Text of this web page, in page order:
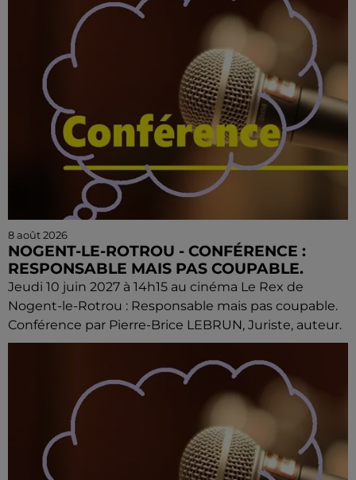
8 août 2026
NOGENT-LE-ROTROU - CONFÉRENCE :
RESPONSABLE MAIS PAS COUPABLE.
Jeudi 10 juin 2027 à 14h15 au cinéma Le Rex de
Nogent-le-Rotrou : Responsable mais pas coupable.
Conférence par Pierre-Brice LEBRUN, Juriste, auteur.